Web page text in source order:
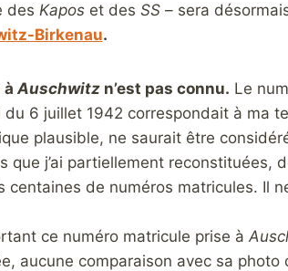
des Kaposet des SS– sera
Birkenau.
àAuschwitzn’est pas connu. Le
du 6 juillet 1942 correspondait à ma
plausible, ne saurait être
que j’ai partiellement reconstituées,
centaines de numéros matricules. Il
ce numéro matricule prise à
aucune comparaison avec sa photo